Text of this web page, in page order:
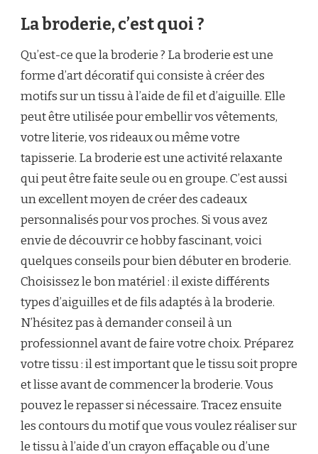
La broderie, c’est quoi ?
Qu’est-ce que la broderie ? La broderie est une
forme d’art décoratif qui consiste à créer des
motifs sur un tissu à l’aide de fil et d’aiguille. Elle
peut être utilisée pour embellir vos vêtements,
votre literie, vos rideaux ou même votre
tapisserie. La broderie est une activité relaxante
qui peut être faite seule ou en groupe. C’est aussi
un excellent moyen de créer des cadeaux
personnalisés pour vos proches. Si vous avez
envie de découvrir ce hobby fascinant, voici
quelques conseils pour bien débuter en broderie.
Choisissez le bon matériel : il existe différents
types d’aiguilles et de fils adaptés à la broderie.
N’hésitez pas à demander conseil à un
professionnel avant de faire votre choix. Préparez
votre tissu : il est important que le tissu soit propre
et lisse avant de commencer la broderie. Vous
pouvez le repasser si nécessaire. Tracez ensuite
les contours du motif que vous voulez réaliser sur
le tissu à l’aide d’un crayon effaçable ou d’une